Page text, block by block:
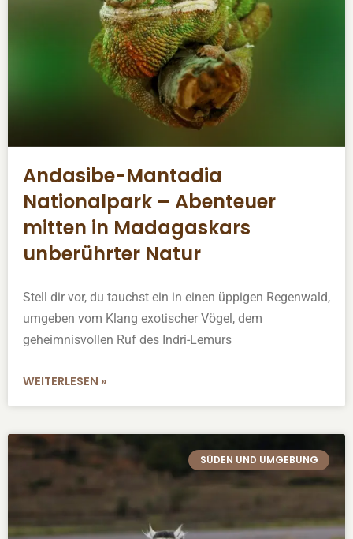
Andasibe-Mantadia
Nationalpark – Abenteuer
mitten in Madagaskars
unberührter Natur
Stell dir vor, du tauchst ein in einen üppigen Regenwald,
umgeben vom Klang exotischer Vögel, dem
geheimnisvollen Ruf des Indri-Lemurs
WEITERLESEN »
SÜDEN UND UMGEBUNG